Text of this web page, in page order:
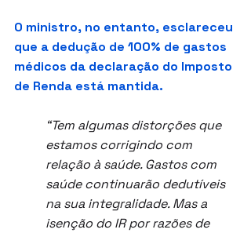
O ministro, no entanto, esclareceu
que a dedução de 100% de gastos
médicos da declaração do Imposto
de Renda está mantida.
“Tem algumas distorções que
estamos corrigindo com
relação à saúde. Gastos com
saúde continuarão dedutíveis
na sua integralidade. Mas a
isenção do IR por razões de